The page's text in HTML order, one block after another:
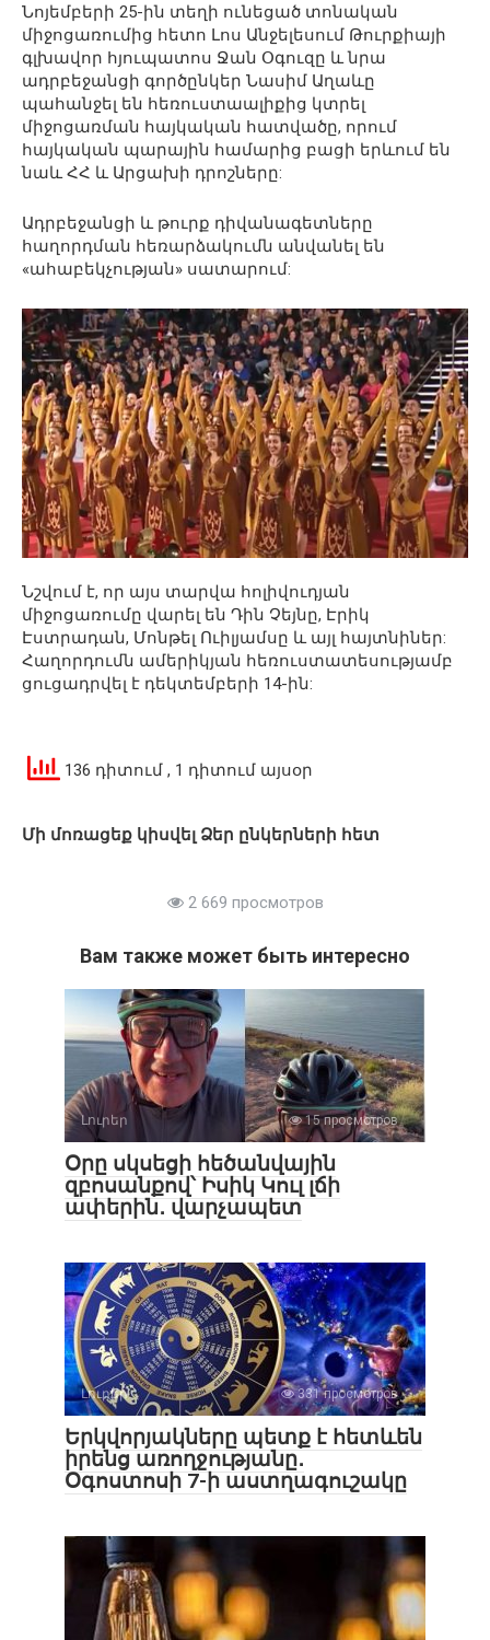
Նոյեմբերի 25-ին տեղի ունեցած տոնական
միջոցառումից հետո Լոս Անջելեսում Թուրքիայի
գլխավոր հյուպատոս Ջան Օգուզը և նրա
ադրբեջանցի գործընկեր Նասիմ Աղաևը
պահանջել են հեռուստաալիքից կտրել
միջոցառման հայկական հատվածը, որում
հայկական պարային համարից բացի երևում են
նաև ՀՀ և Արցախի դրոշները:
Ադրբեջանցի և թուրք դիվանագետները
հաղորդման հեռարձակումն անվանել են
«ահաբեկչության» սատարում:
Նշվում է, որ այս տարվա հոլիվուդյան
միջոցառումը վարել են Դին Չեյնը, Էրիկ
Էստրադան, Մոնթել Ուիլյամսը և այլ հայտնիներ:
Հաղորդումն ամերիկյան հեռուստատեսությամբ
ցուցադրվել է դեկտեմբերի 14-ին:
136 դիտում , 1 դիտում այսօր
Մի մոռացեք կիսվել Ձեր ընկերների հետ
2 669 просмотров
Вам также может быть интересно
Լուրեր 15 просмотров
Օրը սկսեցի հեծանվային
զբոսանքով՝ Իսիկ Կուլ լճի
ափերին․ վարչապետ
Լուրեր 331 просмотров
Երկվորյակները պետք է հետևեն
իրենց առողջությանը․
Օգոստոսի 7-ի աստղագուշակը